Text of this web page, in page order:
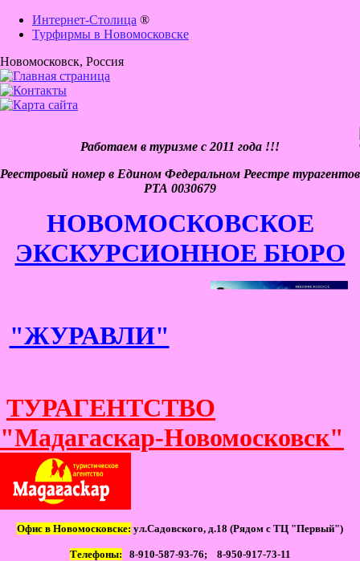
Интернет-Столица ®
Турфирмы в Новомосковске
Новомосковск, Россия
Работаем в туризме с 2011 года !!!
Реестровый номер в Едином Федеральном Реестре турагентов
РТА 0030679
НОВОМОСКОВСКОЕ
ЭКСКУРСИОННОЕ БЮРО
"ЖУРАВЛИ"
ТУРАГЕНТСТВО
"Мадагаскар-Новомосковск"
Офис в Новомосковске: ул.Садовского, д.18 (Рядом с ТЦ "Первый")
Телефоны: 8-910-587-93-76; 8-950-917-73-11